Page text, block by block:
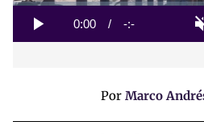
Play Current
0:00 / Duration
-:-
Loaded:
Por Marco